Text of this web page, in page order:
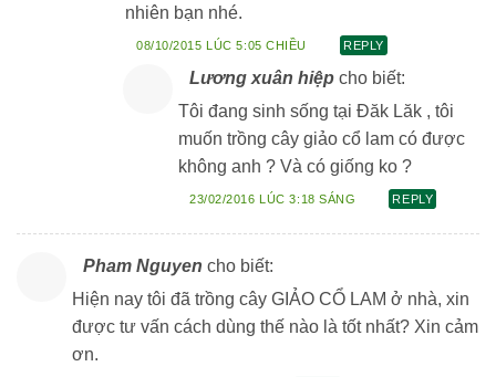
nhiên bạn nhé.
08/10/2015 LÚC 5:05 CHIỀU REPLY
Lương xuân hiệp cho biết:
Tôi đang sinh sống tại Đăk Lăk , tôi
muốn trồng cây giảo cổ lam có được
không anh ? Và có giống ko ?
23/02/2016 LÚC 3:18 SÁNG REPLY
Pham Nguyen cho biết:
Hiện nay tôi đã trồng cây GIẢO CỔ LAM ở nhà, xin
được tư vấn cách dùng thế nào là tốt nhất? Xin cảm
ơn.